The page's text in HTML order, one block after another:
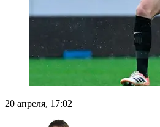
20 апреля, 17:02